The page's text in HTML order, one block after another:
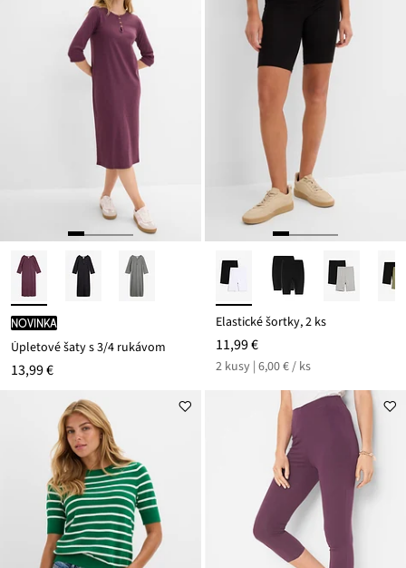
novinka
Úpletové šaty s 3/4 rukávom
13,99 €
Elastické šortky, 2 ks
11,99 €
2 kusy | 6,00 € / ks